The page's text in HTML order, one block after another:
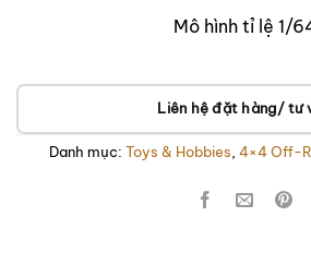
Mô hình tỉ lệ 1/
Liên hệ đặt hàng/ tư
Danh mục: Toys & Hobbies 4×4 Off-